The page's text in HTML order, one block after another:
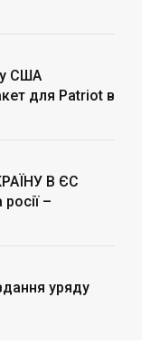
США
для Patriot в
В ЄС
–
уряду